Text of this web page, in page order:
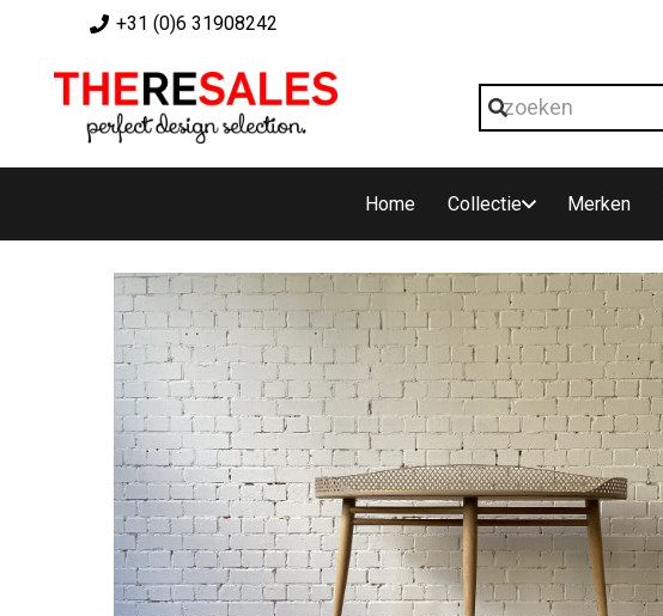
+31 (0)6 31908242
Home Collectie Merken